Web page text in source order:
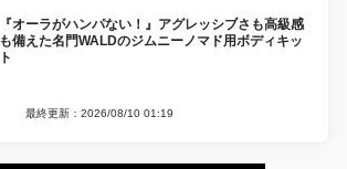
『オーラがハンパない！』アグレッシブさも高級感
も備えた名門WALDのジムニーノマド用ボディキッ
ト
最終更新：2026/08/10 01:19